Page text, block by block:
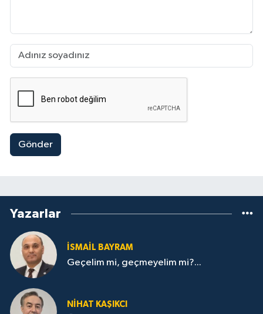
Gönder
Yazarlar
İSMAİL BAYRAM
Geçelim mi, geçmeyelim mi?...
NİHAT KAŞIKCI